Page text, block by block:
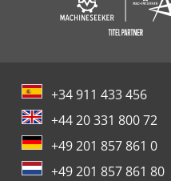
+34 911 433 456
+44 20 331 800 72
+49 201 857 861 0
+49 201 857 861 80